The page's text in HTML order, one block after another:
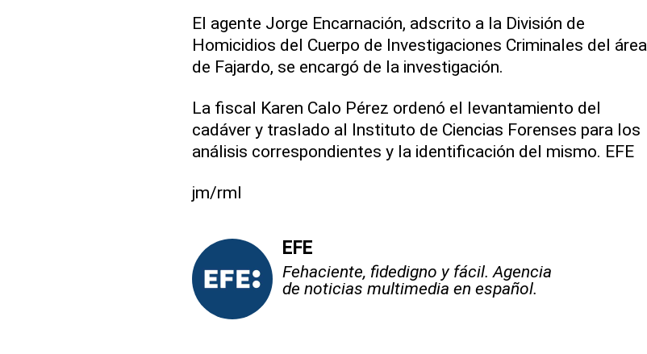
El agente Jorge Encarnación, adscrito a la División de
Homicidios del Cuerpo de Investigaciones Criminales del área
de Fajardo, se encargó de la investigación.
La fiscal Karen Calo Pérez ordenó el levantamiento del
cadáver y traslado al Instituto de Ciencias Forenses para los
análisis correspondientes y la identificación del mismo. EFE
jm/rml
EFE
Fehaciente, fidedigno y fácil. Agencia
de noticias multimedia en español.